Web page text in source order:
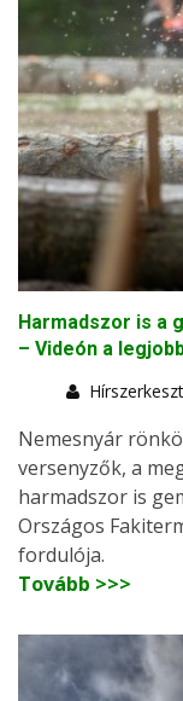
Harmadszor is a
– Videón a
Nemesnyár
versenyzők, a
harmadszor is
Országos
fordulója.
Tovább >>>